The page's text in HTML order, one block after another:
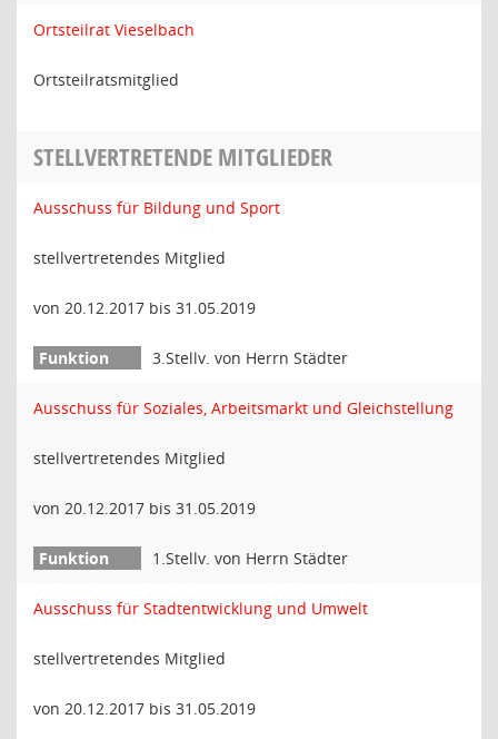
Ortsteilrat Vieselbach
Ortsteilratsmitglied
STELLVERTRETENDE MITGLIEDER
Ausschuss für Bildung und Sport
stellvertretendes Mitglied
von 20.12.2017 bis 31.05.2019
3.Stellv. von Herrn Städter
Ausschuss für Soziales, Arbeitsmarkt und Gleichstellung
stellvertretendes Mitglied
von 20.12.2017 bis 31.05.2019
1.Stellv. von Herrn Städter
Ausschuss für Stadtentwicklung und Umwelt
stellvertretendes Mitglied
von 20.12.2017 bis 31.05.2019